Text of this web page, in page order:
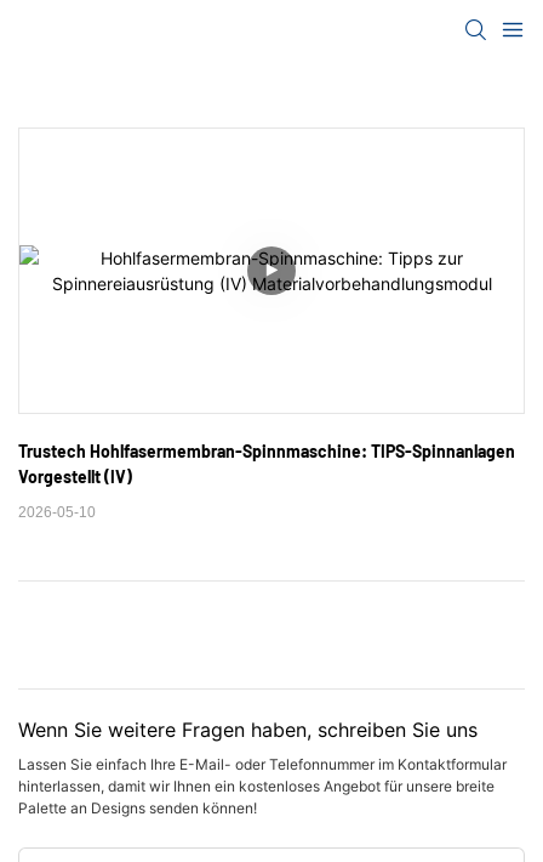
Trustech Hohlfasermembran-Spinnmaschine: TIPS-Spinnanlagen
Vorgestellt (IV)
2026-05-10
Wenn Sie weitere Fragen haben, schreiben Sie uns
Lassen Sie einfach Ihre E-Mail- oder Telefonnummer im Kontaktformular
hinterlassen, damit wir Ihnen ein kostenloses Angebot für unsere breite
Palette an Designs senden können!